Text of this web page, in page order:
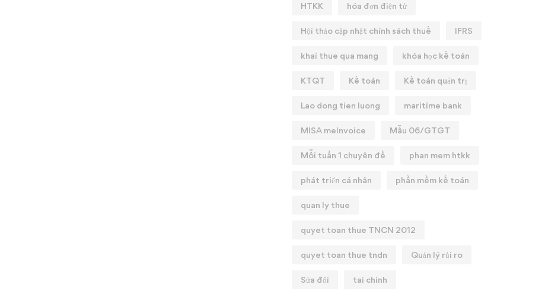
HTKK hóa đơn điện tử
Hội thảo cập nhật chính sách thuế IFRS
khai thue qua mang khóa học kế toán
KTQT Kế toán Kế toán quản trị
Lao dong tien luong maritime bank
MISA meInvoice Mẫu 06/GTGT
Mỗi tuần 1 chuyên đề phan mem htkk
phát triển cá nhân phần mềm kế toán
quan ly thue
quyet toan thue TNCN 2012
quyet toan thue tndn Quản lý rủi ro
Sửa đổi tai chinh